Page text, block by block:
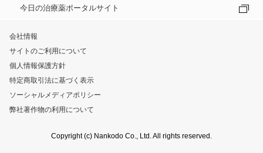
今日の治療薬ポータルサイト
会社情報
サイトのご利用について
個人情報保護方針
特定商取引法に基づく表示
ソーシャルメディアポリシー
弊社著作物の利用について
Copyright (c) Nankodo Co., Ltd. All rights reserved.